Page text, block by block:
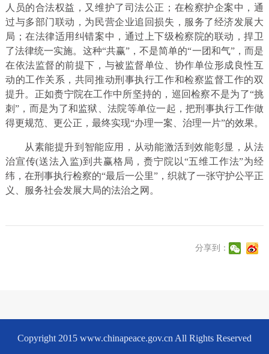
人员的合法权益，又维护了司法公正；在检察护企案中，通
过与多部门联动，为民营企业追回损失，服务了经济发展大
局；在法律适用纠错案中，通过上下级检察院的联动，捍卫
了法律统一实施。这种“共赢”，不是简单的“一团和气”，而是
在依法监督的前提下，与被监督单位、协作单位形成良性互
动的工作关系，共同推动刑事执行工作和检察监督工作的双
提升。正如赉宁院在工作中所坚持的，巡回检察不是为了“挑
刺”，而是为了和监狱、法院等单位一起，把刑事执行工作做
得更规范、更公正，最终实现“办理一案、治理一片”的效果。
从素能提升到智能应用，从动能激活到效能彰显，从法
治宣传(送法入监)到共赢格局，赉宁院以“五维工作法”为经
纬，在刑事执行检察的“最后一公里”，织就了一张守护公平正
义、服务社会发展大局的法治之网。
分享到：
Copyright 2015 www.chinapeace.gov.cn All Rights Reserved